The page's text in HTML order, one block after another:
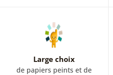
Large choix
de papiers peints et de